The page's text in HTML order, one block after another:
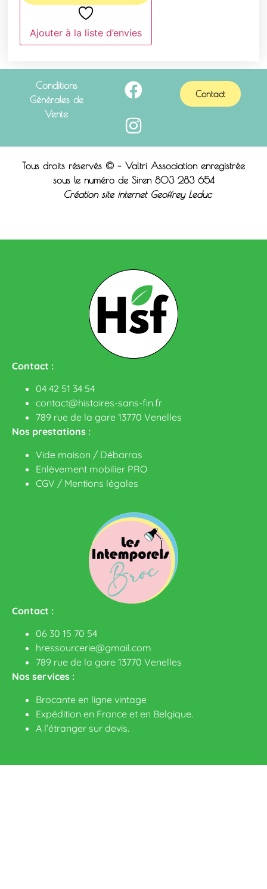
Ajouter à la liste d’envies
Conditions
Générales de
Vente
Contact
Tous droits réservés © – Valtri Association enregistrée
sous le numéro de Siren 803 283 654
Création site internet Geoffrey Leduc
Contact :
04 42 51 34 54
contact@histoires-sans-fin.fr
789 rue de la gare 13770 Venelles
Nos prestations :
Vide maison / Débarras
Enlèvement mobilier PRO
CGV / Mentions légales
Contact :
06 30 15 70 54
hressourcerie@gmail.com
789 rue de la gare 13770 Venelles
Nos services :
Brocante en ligne vintage
Expédition en France et en Belgique.
A l’étranger sur devis.